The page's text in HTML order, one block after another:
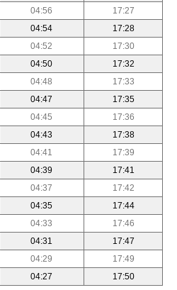
04:56
17:27
04:54
17:28
04:52
17:30
04:50
17:32
04:48
17:33
04:47
17:35
04:45
17:36
04:43
17:38
04:41
17:39
04:39
17:41
04:37
17:42
04:35
17:44
04:33
17:46
04:31
17:47
04:29
17:49
04:27 17:50